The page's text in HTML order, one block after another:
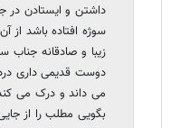
داشتن و ایستادن در
سوژه افتاده باشد از
زیبا و صادقانه جناب
دوست قدیمی داری
می داند و درک می
بگویی مطلب را از